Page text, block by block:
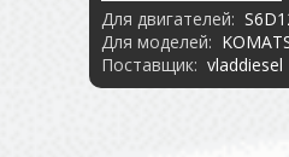
Для двигателей:
Для моделей:
Поставщик: vladdiesel